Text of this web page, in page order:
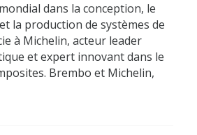
dans la conception, le
la production de systèmes de
à Michelin, acteur leader
et expert innovant dans le
Brembo et Michelin,